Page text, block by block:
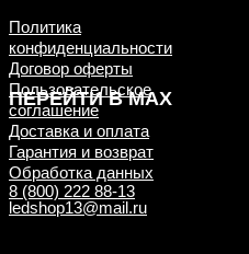
ПЕРЕЙТИ В MAX
Политика
конфиденциальности
Договор оферты
Пользовательское
соглашение
Доставка и оплата
Гарантия и возврат
Обработка данных
8 (800) 222 88-13
ledshop13@mail.ru